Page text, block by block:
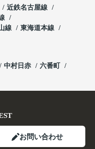
近鉄名古屋線
線
東海道本線
中村日赤
六番町
お問い合わせ